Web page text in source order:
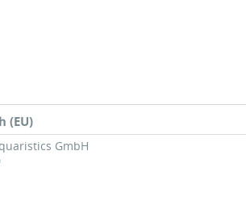
(EU)
GmbH